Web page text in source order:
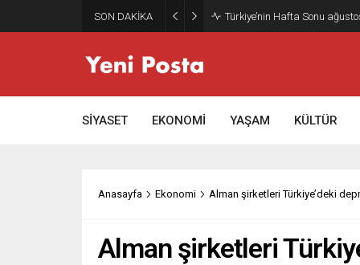
SON DAKİKA Türkiye’nin Hafta Sonu
SİYASET EKONOMİ YAŞAM KÜLTÜR
Anasayfa Ekonomi Alman şirketleri Türkiye’deki
Alman şirketleri